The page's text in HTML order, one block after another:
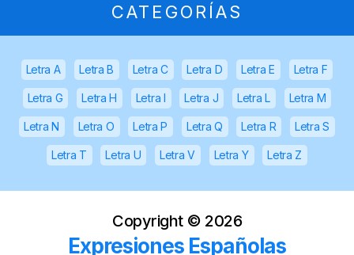
CATEGORÍAS
Letra A Letra B Letra C Letra D Letra E Letra F
Letra G Letra H Letra I Letra J Letra L Letra M
Letra N Letra O Letra P Letra Q Letra R Letra S
Letra T Letra U Letra V Letra Y Letra Z
Copyright © 2026
Expresiones Españolas